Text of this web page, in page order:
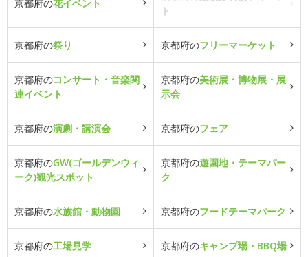
京都府の花イベント
ト
京都府の祭り 京都府のフリーマーケット
京都府のコンサート・音楽関
連イベント
京都府の美術展・博物展・展
示会
京都府の演劇・講演会 京都府のフェア
京都府のGW(ゴールデンウィ
ーク)観光スポット
京都府の遊園地・テーマパー
ク
京都府の水族館・動物園 京都府のフードテーマパーク
京都府の工場見学 京都府のキャンプ場・BBQ場